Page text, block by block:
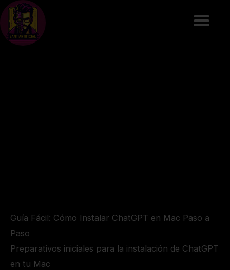
Ir
contenido
Guía Fácil: Cómo Instalar ChatGPT en Mac Paso a
Paso
Preparativos iniciales para la instalación de ChatGPT
en tu Mac